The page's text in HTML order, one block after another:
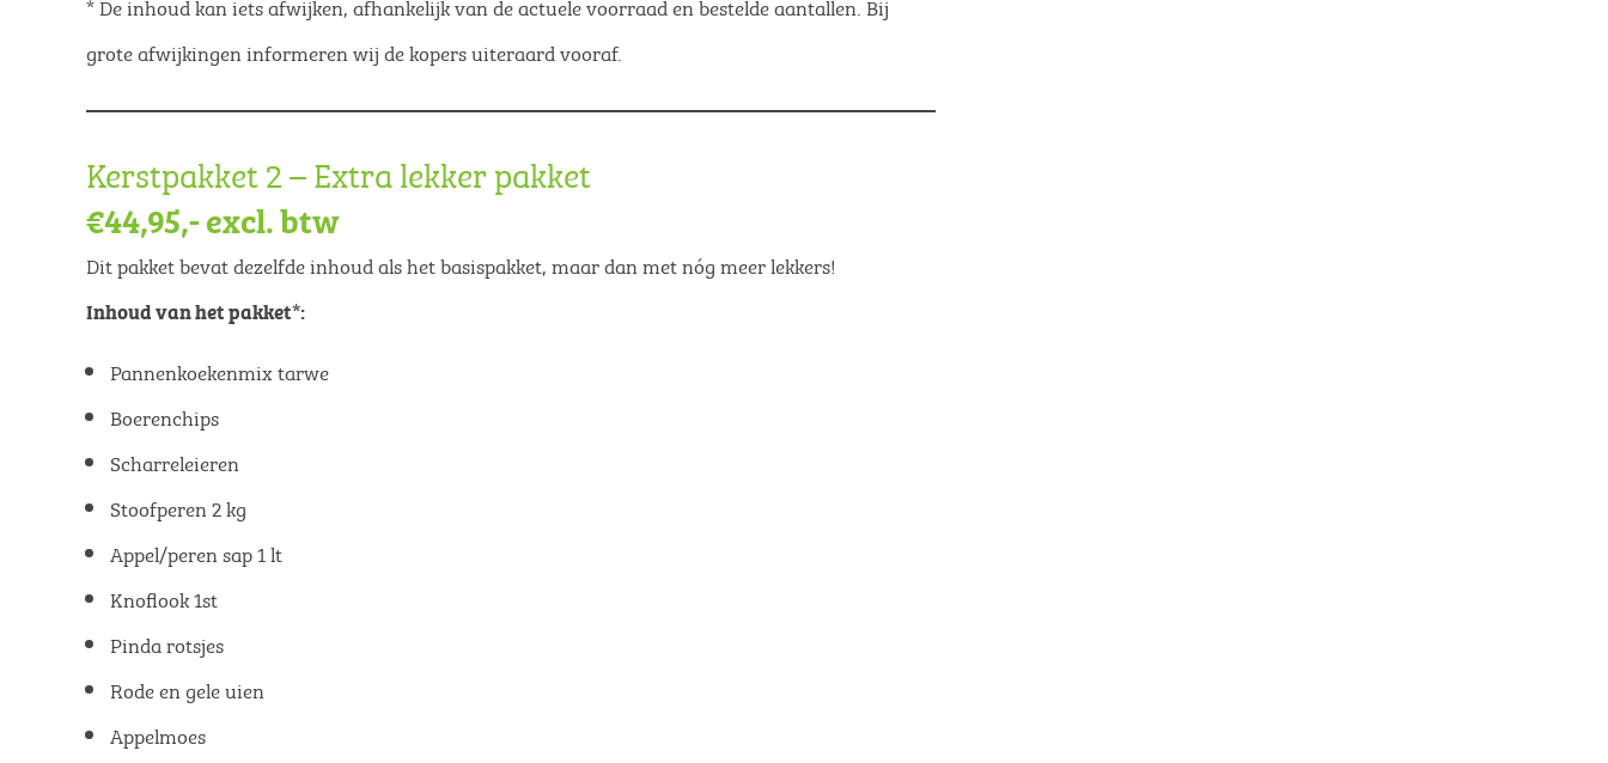
grote afwijkingen informeren wij de kopers uiteraard vooraf.
Kerstpakket 2 – Extra lekker pakket
€44,95,- excl. btw
Dit pakket bevat dezelfde inhoud als het basispakket, maar dan met nóg meer lekkers!
Inhoud van het pakket*:
Pannenkoekenmix tarwe
Boerenchips
Scharreleieren
Stoofperen 2 kg
Appel/peren sap 1 lt
Knoflook 1st
Pinda rotsjes
Rode en gele uien
Appelmoes